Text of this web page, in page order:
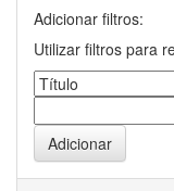
Adicionar filtros:
Utilizar filtros para